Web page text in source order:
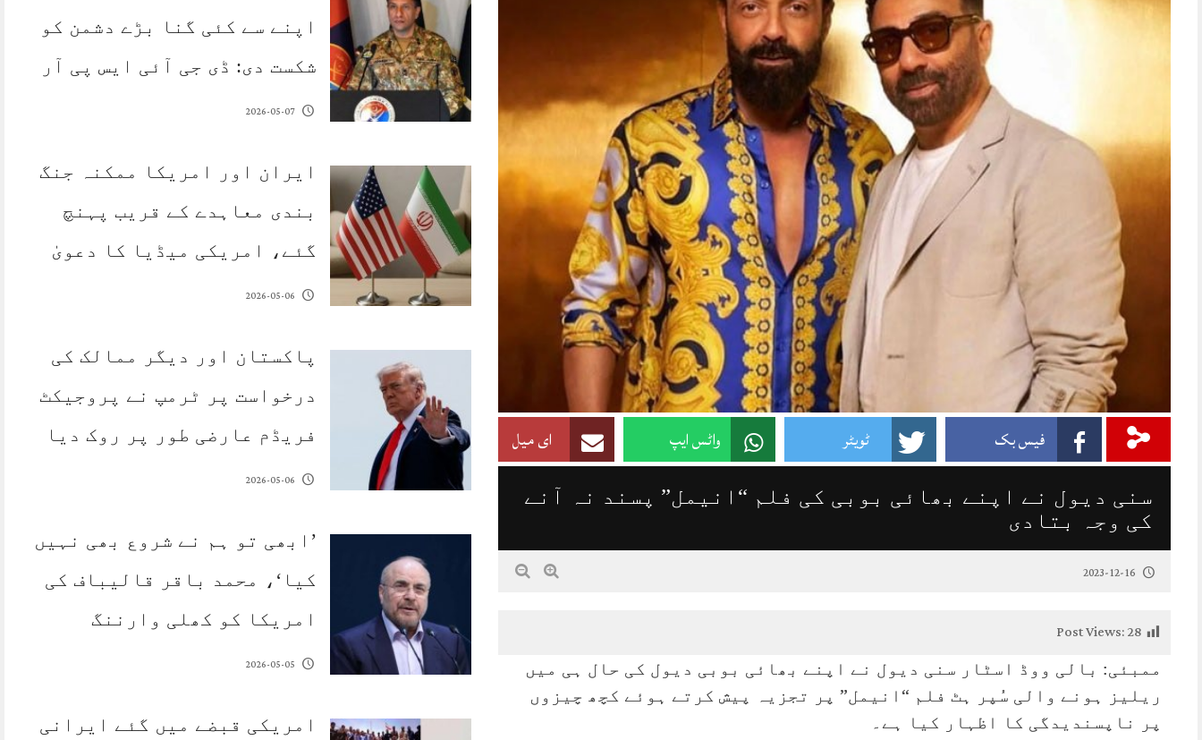
فیس بک ٹویٹر واٹس ایپ ای میل
سنی دیول نے اپنے بھائی بوبی کی فلم “انیمل” پسند نہ آنے
کی وجہ بتادی
2023-12-16
Post Views:28
ممبئی: بالی ووڈ اسٹار سنی دیول نے اپنے بھائی بوبی دیول کی حال ہی میں
ریلیز ہونے والی سُپر ہٹ فلم “انیمل” پر تجزیہ پیش کرتے ہوئے کچھ چیزوں
پر ناپسندیدگی کا اظہار کیا ہے۔
اپنے سے کئی گنا بڑے دشمن کو
شکست دی: ڈی جی آئی ایس پی آر
2026-05-07
ایران اور امریکا ممکنہ جنگ
بندی معاہدے کے قریب پہنچ
گئے، امریکی میڈیا کا دعویٰ
2026-05-06
پاکستان اور دیگر ممالک کی
درخواست پر ٹرمپ نے پروجیکٹ
فریڈم عارضی طور پر روک دیا
2026-05-06
’ابھی تو ہم نے شروع بھی نہیں
کیا‘، محمد باقر قالیباف کی
امریکا کو کھلی وارننگ
2026-05-05
امریکی قبضے میں گئے ایرانی